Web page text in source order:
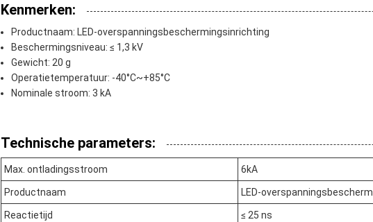
Kenmerken:
Productnaam: LED-overspanningsbeschermingsinrichting
Beschermingsniveau: ≤ 1,3 kV
Gewicht: 20 g
Operatietemperatuur: -40°C~+85°C
Nominale stroom: 3 kA
Technische parameters:
Max. ontladingsstroom 6kA
Productnaam LED-
Reactietijd ≤ 25 ns